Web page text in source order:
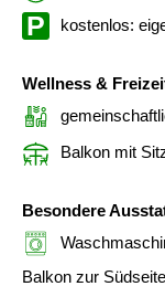
kostenlos:
Wellness &
Balkon mit
Besondere
Balkon zur Südseite